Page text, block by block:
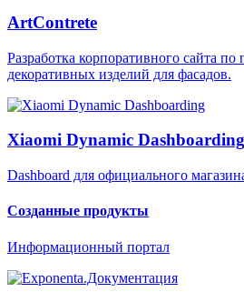
ArtContrete
Разработка корпоративного сайта по
декоративных изделий для фасадов.
Xiaomi Dynamic Dashboarding
Dashboard для официального
Созданные продукты
Информационный портал